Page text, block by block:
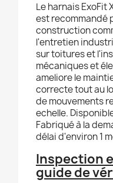
Le harnais ExoFit
est recommandé
construction
l'entretien
sur toitures et
mécaniques et
ameliore le
correcte tout au
de mouvements
echelle.
Fabriqué à la
délai d'environ 1
Inspection
guide de